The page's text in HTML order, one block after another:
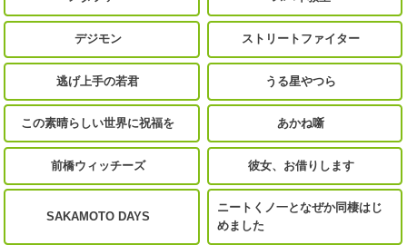
デジモン ストリートファイター
逃げ上手の若君 うる星やつら
この素晴らしい世界に祝福を あかね噺
前橋ウィッチーズ 彼女、お借りします
SAKAMOTO DAYS
ニートくノ一となぜか同棲はじ
めました